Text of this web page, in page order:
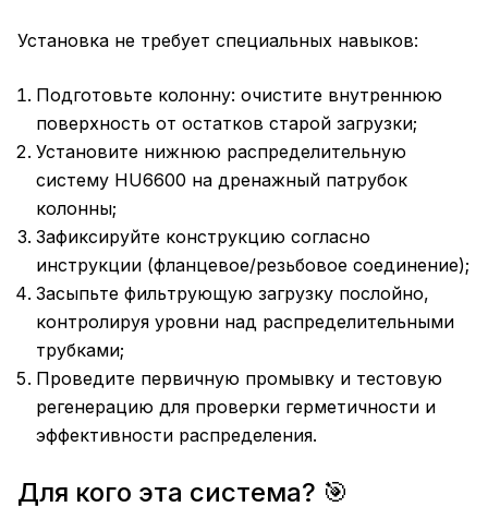
Установка не требует специальных навыков:
Подготовьте колонну: очистите внутреннюю
поверхность от остатков старой загрузки;
Установите нижнюю распределительную
систему HU6600 на дренажный патрубок
колонны;
Зафиксируйте конструкцию согласно
инструкции (фланцевое/резьбовое соединение);
Засыпьте фильтрующую загрузку послойно,
контролируя уровни над распределительными
трубками;
Проведите первичную промывку и тестовую
регенерацию для проверки герметичности и
эффективности распределения.
Для кого эта система? 🎯